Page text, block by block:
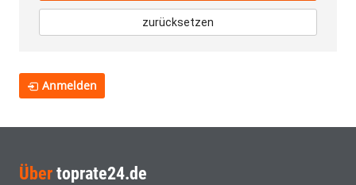
zurücksetzen
Anmelden
Über toprate24.de